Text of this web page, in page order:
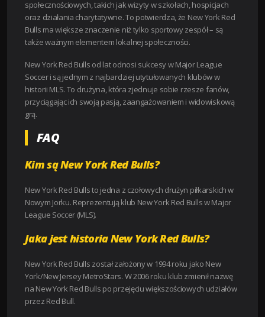
społecznościowych, takich jak wizyty w szkołach, hospicjach
oraz działania charytatywne. To potwierdza, że New York Red
Bulls ma większe znaczenie niż tylko sportowy zespół – są
także ważnym elementem lokalnej społeczności.
New York Red Bulls od lat odnosi sukcesy w Major League
Soccer i są jednym z najbardziej utytułowanych klubów w
historii MLS. To drużyna, która zjednuje sobie rzesze fanów,
przyciągając ich swoją pasją, zaangażowaniem i widowiskową
grą.
FAQ
Kim są New York Red Bulls?
New York Red Bulls to jedna z czołowych drużyn piłkarskich w
Nowym Jorku. Reprezentują klub New York Red Bulls w Major
League Soccer (MLS).
Jaka jest historia New York Red Bulls?
New York Red Bulls został założony w 1994 roku jako New
York/New Jersey MetroStars. W 2006 roku klub zmienił nazwę
na New York Red Bulls po przejęciu większościowych udziałów
przez Red Bull.